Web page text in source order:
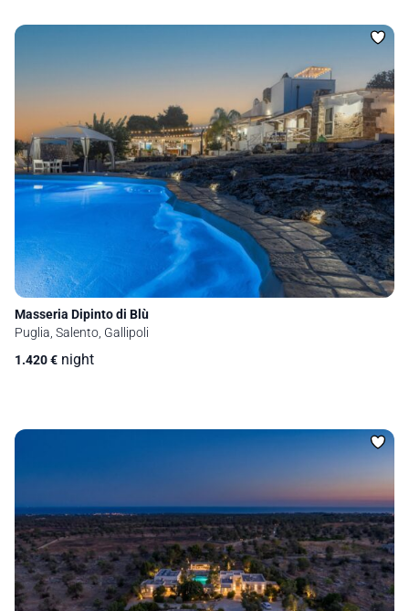
Masseria Dipinto di Blù
Puglia, Salento, Gallipoli
1.420€ night